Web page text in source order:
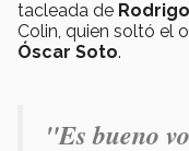
tacleada de
Colin, quien soltó el
Óscar Soto.
"Es bueno